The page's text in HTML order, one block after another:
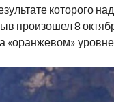
которого
произошел 8
«оранжевом» уровне.